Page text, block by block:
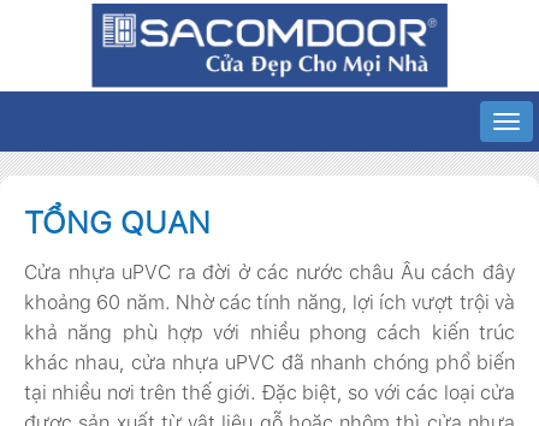
TỔNG QUAN
Cửa nhựa uPVC ra đời ở các nước châu Âu cách đây
khoảng 60 năm. Nhờ các tính năng, lợi ích vượt trội và
khả năng phù hợp với nhiều phong cách kiến trúc
khác nhau, cửa nhựa uPVC đã nhanh chóng phổ biến
tại nhiều nơi trên thế giới. Đặc biệt, so với các loại cửa